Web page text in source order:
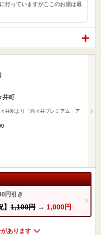
行っていますがここのお湯は最
井町
井駅より「酒々井プレミアム・ア
円引き
1,100円 → 1,000円
あります